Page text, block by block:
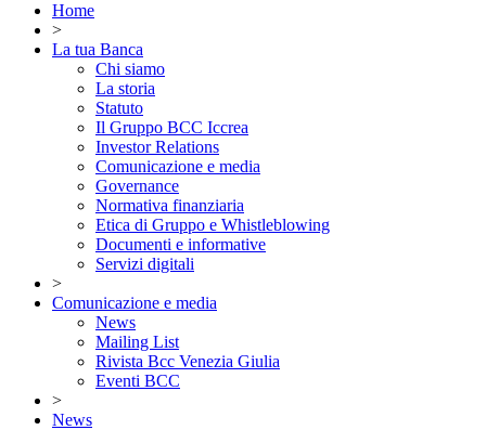
Home
>
La tua Banca
Chi siamo
La storia
Statuto
Il Gruppo BCC Iccrea
Investor Relations
Comunicazione e media
Governance
Normativa finanziaria
Etica di Gruppo e Whistleblowing
Documenti e informative
Servizi digitali
>
Comunicazione e media
News
Mailing List
Rivista Bcc Venezia Giulia
Eventi BCC
>
News